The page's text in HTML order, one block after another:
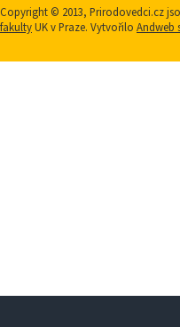
Copyright © 2013, Prirodovedci.cz
fakultyUK v Praze. Vytvořilo Andweb